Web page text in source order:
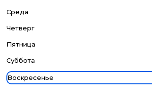
Среда
Четверг
Пятница
Суббота
Воскресенье